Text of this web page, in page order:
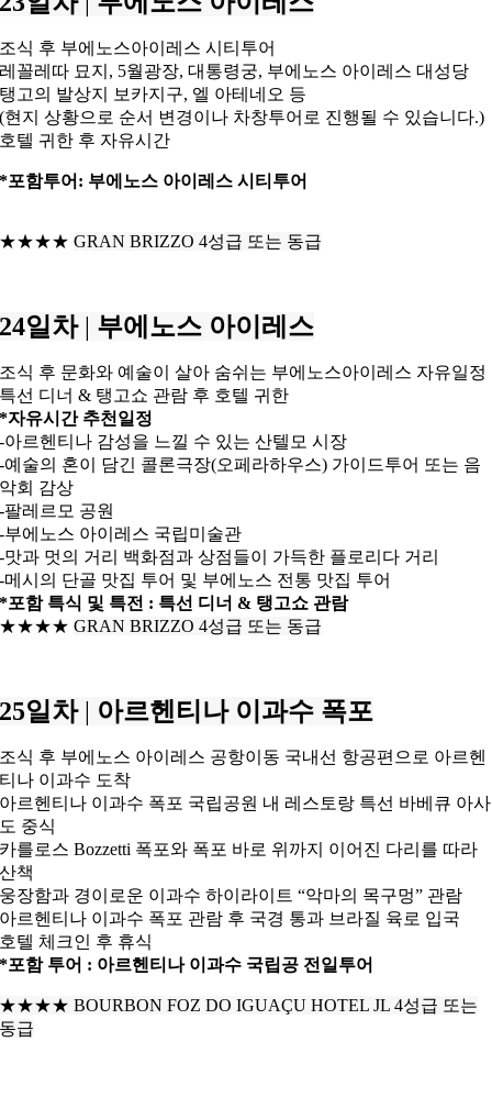
조식 후 부에노스아이레스 시티투어
레꼴레따 묘지, 5월광장, 대통령궁, 부에노스 아이레스 대성당
탱고의 발상지 보카지구, 엘 아테네오 등
(현지 상황으로 순서 변경이나 차창투어로 진행될 수 있습니다.)
호텔 귀한 후 자유시간
*포함투어: 부에노스 아이레스 시티투어
★★★★GRAN BRIZZO 4성급 또는 동급
24일차 | 부에노스 아이레스
조식 후 문화와 예술이 살아 숨쉬는 부에노스아이레스 자유일정
특선 디너 & 탱고쇼 관람 후 호텔 귀한
*자유시간 추천일정
-아르헨티나 감성을 느낄 수 있는 산텔모 시장
-예술의 혼이 담긴 콜론극장(오페라하우스) 가이드투어 또는 음
악회 감상
-팔레르모 공원
-부에노스 아이레스 국립미술관
-맛과 멋의 거리 백화점과 상점들이 가득한 플로리다 거리
-메시의 단골 맛집 투어 및 부에노스 전통 맛집 투어
*포함 특식 및 특전 : 특선 디너 & 탱고쇼 관람
★★★★GRAN BRIZZO 4성급 또는 동급
25일차 | 아르헨티나 이과수 폭포
조식 후 부에노스 아이레스 공항이동 국내선 항공편으로 아르헨
티나 이과수 도착
아르헨티나 이과수 폭포 국립공원 내 레스토랑 특선 바베큐 아사
도 중식
카를로스 Bozzetti 폭포와 폭포 바로 위까지 이어진 다리를 따라
산책
웅장함과 경이로운 이과수 하이라이트 “악마의 목구멍” 관람
아르헨티나 이과수 폭포 관람 후 국경 통과 브라질 육로 입국
호텔 체크인 후 휴식
*포함 투어 : 아르헨티나 이과수 국립공 전일투어
★★★★BOURBON FOZ DO IGUAÇU HOTEL JL 4성급 또는
동급